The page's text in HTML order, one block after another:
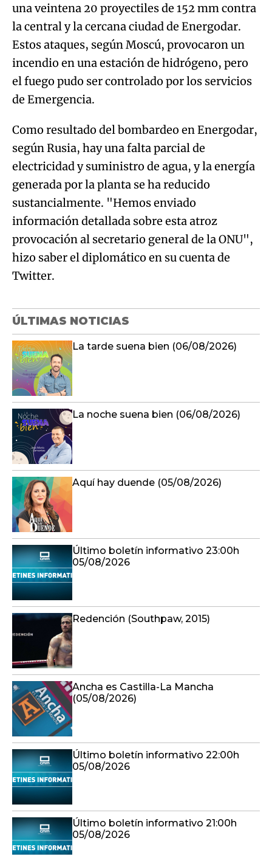
una veintena 20 proyectiles de 152 mm contra
la central y la cercana ciudad de Energodar.
Estos ataques, según Moscú, provocaron un
incendio en una estación de hidrógeno, pero
el fuego pudo ser controlado por los servicios
de Emergencia.
Como resultado del bombardeo en Energodar,
según Rusia, hay una falta parcial de
electricidad y suministro de agua, y la energía
generada por la planta se ha reducido
sustancialmente. "Hemos enviado
información detallada sobre esta atroz
provocación al secretario general de la ONU",
hizo saber el diplomático en su cuenta de
Twitter.
ÚLTIMAS NOTICIAS
La tarde suena bien (06/08/2026)
La noche suena bien (06/08/2026)
Aquí hay duende (05/08/2026)
Último boletín informativo 23:00h
05/08/2026
Redención (Southpaw, 2015)
Ancha es Castilla-La Mancha
(05/08/2026)
Último boletín informativo 22:00h
05/08/2026
Último boletín informativo 21:00h
05/08/2026